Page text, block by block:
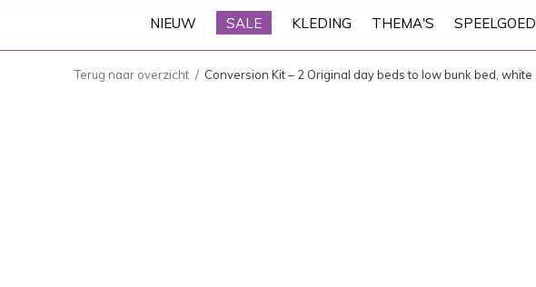
NIEUW SALE KLEDING THEMA'S SPEELGOED
Terug naar overzicht Conversion Kit – 2 Original day beds to low bunk bed, white